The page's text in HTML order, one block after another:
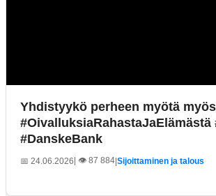
Yhdistyykö perheen myötä
#OivalluksiaRahastaJaElämästä
#DanskeBank
📅 24.06.2026| 👁️ 87 884 Sijoittaminen ja talous